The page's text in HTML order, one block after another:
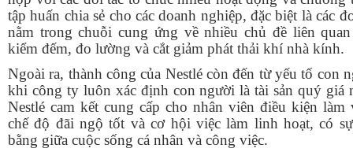
tập huấn chia sẻ cho các doanh nghiệp, đặc biệt là các
nằm trong chuỗi cung ứng về nhiều chủ đề liên
kiểm đếm, đo lường và cắt giảm phát thải khí nhà kính.
Ngoài ra, thành công của Nestlé còn đến từ yếu tố con
khi công ty luôn xác định con người là tài sản quý giá
Nestlé cam kết cung cấp cho nhân viên điều kiện làm
chế độ đãi ngộ tốt và cơ hội việc làm linh hoạt, có
bằng giữa cuộc sống cá nhân và công việc.